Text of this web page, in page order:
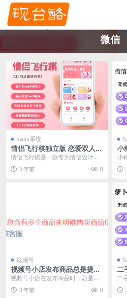
微信
Saas系统
情侣飞行棋独立版 恋爱双人游
戏小程序源码saas版坑位账号
情侣飞行棋是一款专为情侣设计的
双人飞行棋手游,具有多种角色选
择、丰富的道具系统和...
3 年前 0
小
道
小
册
可
视频号
视频号小店发布商品总是提示
该提审商品信息含有多个商品
未明确售卖商品信息
视频号小店在发布商品时，总是提
示“该提审商品信息含有多个商品未
明确售卖商品信息”...
3 年前 0
二
手
二
车
企